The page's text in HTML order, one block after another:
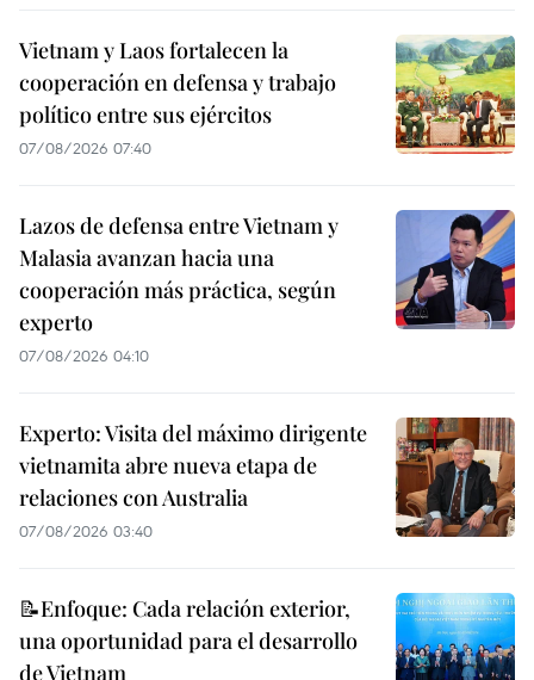
Vietnam y Laos fortalecen la
cooperación en defensa y trabajo
político entre sus ejércitos
07/08/2026 07:40
Lazos de defensa entre Vietnam y
Malasia avanzan hacia una
cooperación más práctica, según
experto
07/08/2026 04:10
Experto: Visita del máximo dirigente
vietnamita abre nueva etapa de
relaciones con Australia
07/08/2026 03:40
📝Enfoque: Cada relación exterior,
una oportunidad para el desarrollo
de Vietnam